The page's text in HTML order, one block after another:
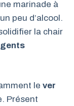
marinade à
peu d’alcool.
la chair
le ver
Présent